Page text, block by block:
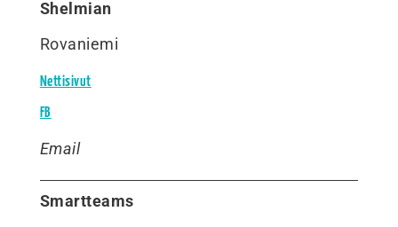
Shelmian
Rovaniemi
Nettisivut
FB
Email
Smartteams